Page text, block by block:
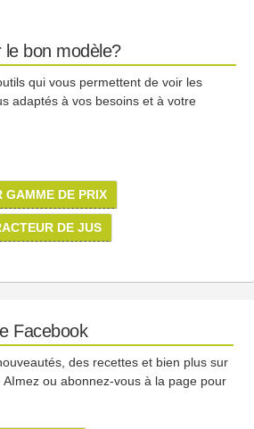
le bon modèle?
qui vous permettent de voir les
adaptés à vos besoins et à votre
GAMME DE PRIX
DE JUS
Facebook
des recettes et bien plus sur
ou abonnez-vous à la page pour